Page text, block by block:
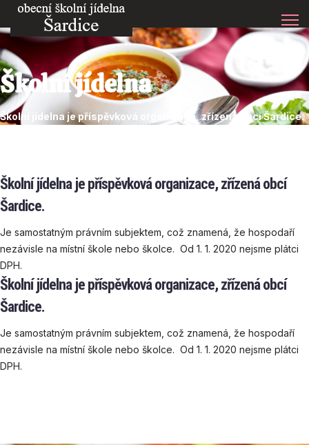
Školní jídelna
Školní jídelna je příspěvková organizace, zřízená obcí Šardice.
Školní jídelna je příspěvková organizace, zřízená obcí
Šardice.
Je samostatným právním subjektem, což znamená, že hospodaří
nezávisle na místní škole nebo školce. Od 1. 1. 2020 nejsme plátci
DPH.
Školní jídelna je příspěvková organizace, zřízená obcí
Šardice.
Je samostatným právním subjektem, což znamená, že hospodaří
nezávisle na místní škole nebo školce. Od 1. 1. 2020 nejsme plátci
DPH.